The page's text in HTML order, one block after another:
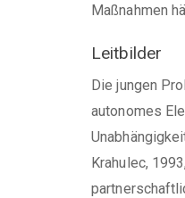
Maßnahmen
Leitbilder
Die jungen
autonomes
Krahulec,